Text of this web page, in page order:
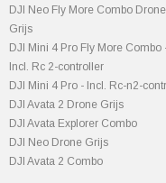
DJI Neo Fly More Combo Drone
Grijs
DJI Mini 4 Pro Fly More Combo
Incl. Rc 2-controller
DJI Mini 4 Pro - Incl. Rc-n2-
DJI Avata 2 Drone Grijs
DJI Avata Explorer Combo
DJI Neo Drone Grijs
DJI Avata 2 Combo